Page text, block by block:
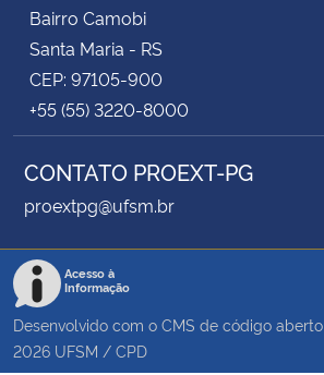
Bairro Camobi
Santa Maria - RS
CEP: 97105-900
+55 (55) 3220-8000
CONTATO PROEXT-PG
proextpg@ufsm.br
Acesso à
Informação
Desenvolvido com o CMS de código aberto
2026 UFSM / CPD